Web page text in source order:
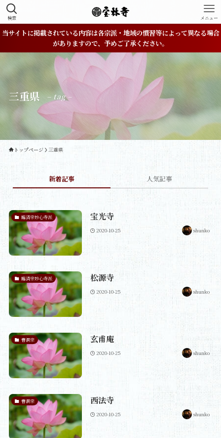
検索 メニュー
当サイトに掲載されている内容は各宗派・地域の慣習等によって異なる場合
がありますので、予めご了承ください。
三重県 – tag –
トップページ 三重県
新着記事 人気記事
臨済宗妙心寺派 宝光寺
2020-10-25 shunko
臨済宗妙心寺派 松源寺
2020-10-25 shunko
曹洞宗 玄甫庵
2020-10-25 shunko
曹洞宗 西法寺
2020-10-25 shunko